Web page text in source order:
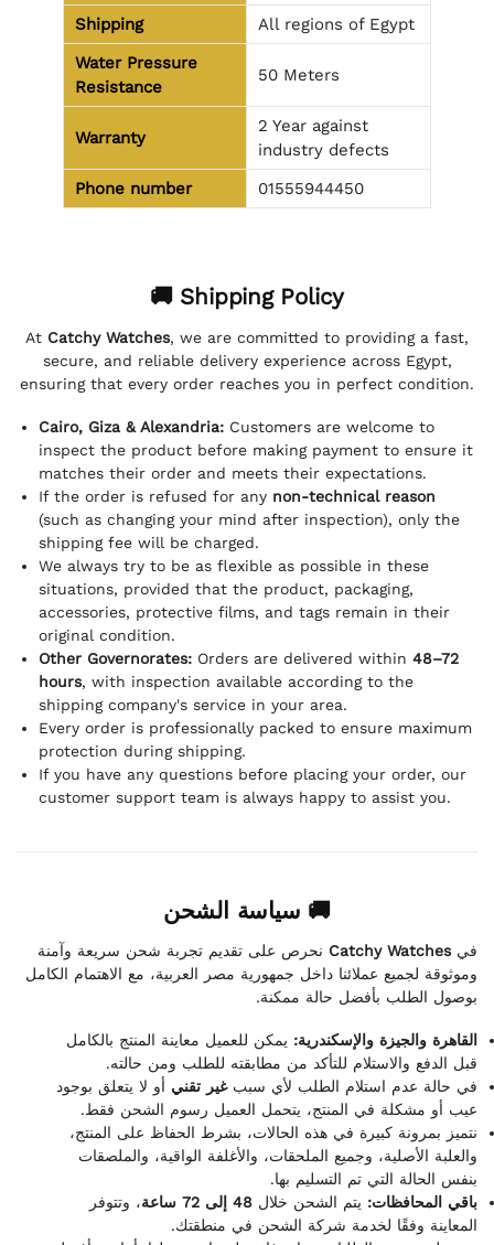
Shipping
All regions of Egypt
Water Pressure
Resistance
50 Meters
Warranty
2 Year against
industry defects
Phone number
01555944450
🚚 Shipping Policy
At Catchy Watches, we are committed to providing a fast,
secure, and reliable delivery experience across Egypt,
ensuring that every order reaches you in perfect condition.
Cairo, Giza & Alexandria: Customers are welcome to
inspect the product before making payment to ensure it
matches their order and meets their expectations.
If the order is refused for any non-technical reason
(such as changing your mind after inspection), only the
shipping fee will be charged.
We always try to be as flexible as possible in these
situations, provided that the product, packaging,
accessories, protective films, and tags remain in their
original condition.
Other Governorates: Orders are delivered within 48–72
hours, with inspection available according to the
shipping company's service in your area.
Every order is professionally packed to ensure maximum
protection during shipping.
If you have any questions before placing your order, our
customer support team is always happy to assist you.
🚚 سياسة الشحن
فيCatchy Watches نحرص على تقديم تجربة شحن سريعة وآمنة
وموثوقة لجميع عملائنا داخل جمهورية مصر العربية، مع الاهتمام الكامل
بوصول الطلب بأفضل حالة ممكنة.
القاهرة والجيزة والإسكندرية: يمكن للعميل معاينة المنتج بالكامل
قبل الدفع والاستلام للتأكد من مطابقته للطلب ومن حالته.
في حالة عدم استلام الطلب لأي سببغير تقني أو لا يتعلق بوجود
عيب أو مشكلة في المنتج، يتحمل العميل رسوم الشحن فقط.
نتميز بمرونة كبيرة في هذه الحالات، بشرط الحفاظ على المنتج،
والعلبة الأصلية، وجميع الملحقات، والأغلفة الواقية، والملصقات
بنفس الحالة التي تم التسليم بها.
باقي المحافظات: يتم الشحن خلال 48 إلى 72 ساعة
، وتتوفر
المعاينة وفقًا لخدمة شركة الشحن في منطقتك.